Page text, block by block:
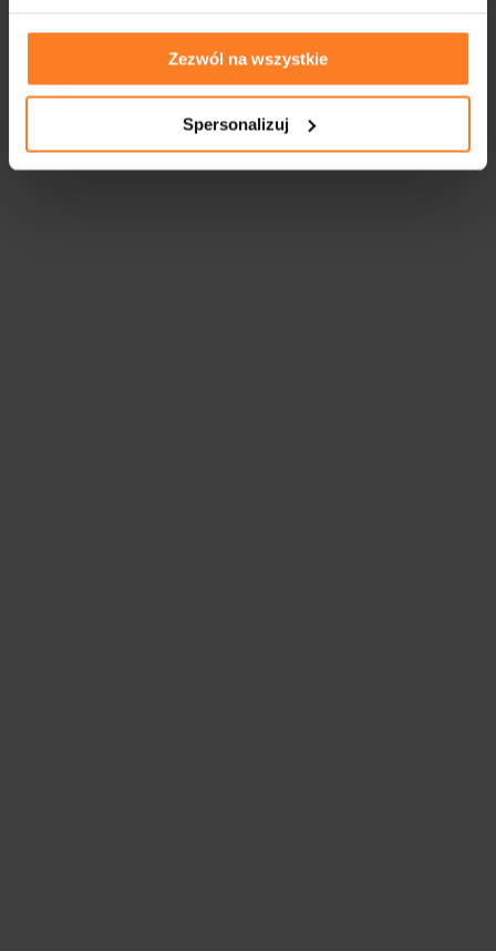
Zezwól na wszystkie
Spersonalizuj